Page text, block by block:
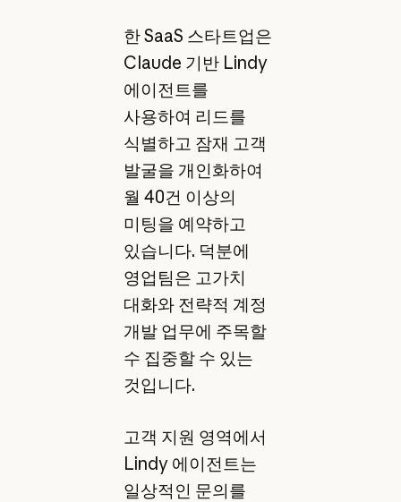
한 SaaS 스타트업은
Claude 기반 Lindy
에이전트를
사용하여 리드를
식별하고 잠재 고객
발굴을 개인화하여
월 40건 이상의
미팅을 예약하고
있습니다. 덕분에
영업팀은 고가치
대화와 전략적 계정
개발 업무에 주목할
수 집중할 수 있는
것입니다.
고객 지원 영역에서
Lindy 에이전트는
일상적인 문의를